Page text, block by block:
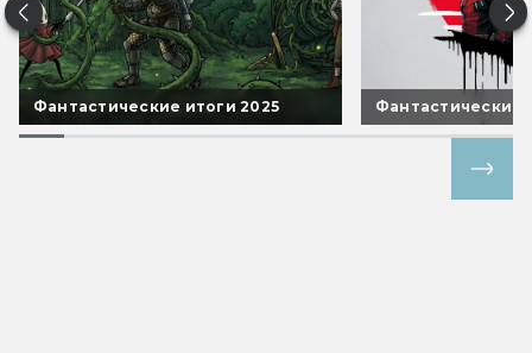
Фантастические итоги 2025 Фантастические